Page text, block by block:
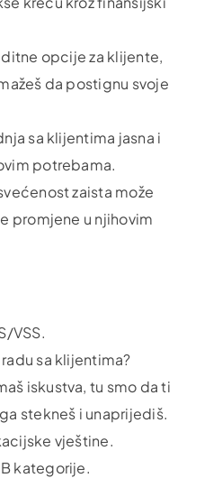
opcije za klijente,
da postignu svoje
sa klijentima jasna i
potrebama.
zaista može
promjene u njihovim
VSS.
sa klijentima?
iskustva, tu smo da ti
stekneš i unaprijediš.
vještine.
kategorije.